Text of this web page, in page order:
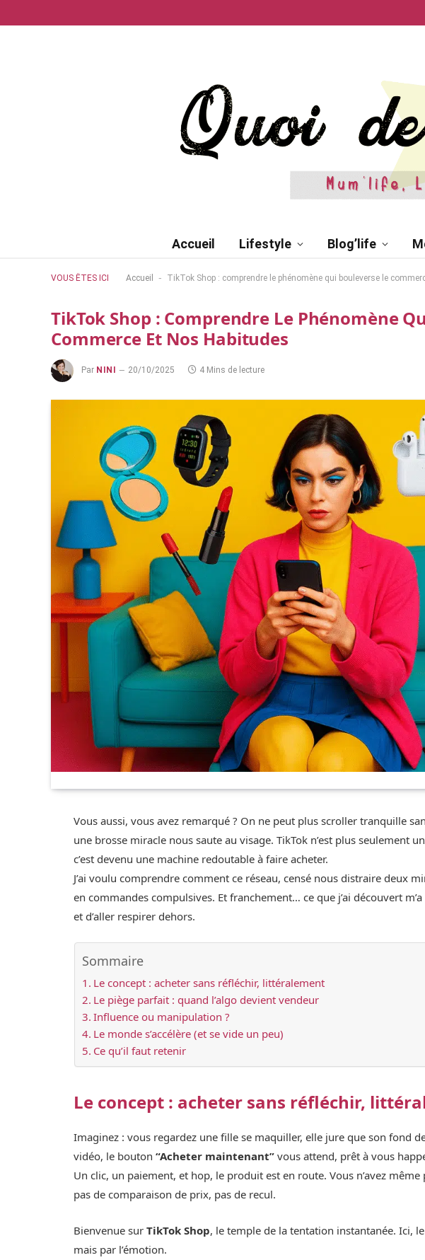
Accueil Lifestyle Blog’life
VOUS ÊTES ICI Accueil - TikTok Shop : comprendre le phénomène qui bouleverse le
TikTok Shop : Comprendre Le Phénomène
Commerce Et Nos Habitudes
Par NINI 20/10/2025 4 Mins de lecture
Vous aussi, vous avez remarqué ? On ne peut plus scroller tranquille
une brosse miracle nous saute au visage. TikTok n’est plus seulement
c’est devenu une machine redoutable à faire acheter.
J’ai voulu comprendre comment ce réseau, censé nous distraire deux
en commandes compulsives. Et franchement… ce que j’ai découvert
et d’aller respirer dehors.
Sommaire
Le concept : acheter sans réfléchir, littéralement
Le piège parfait : quand l’algo devient vendeur
Influence ou manipulation ?
Le monde s’accélère (et se vide un peu)
Ce qu’il faut retenir
Le concept : acheter sans réfléchir,
Imaginez : vous regardez une fille se maquiller, elle jure que son fond
vidéo, le bouton“Acheter maintenant” vous attend, prêt à vous
Un clic, un paiement, et hop, le produit est en route. Vous n’avez même
pas de comparaison de prix, pas de recul.
Bienvenue surTikTok Shop, le temple de la tentation instantanée. Ici,
mais par l’émotion.